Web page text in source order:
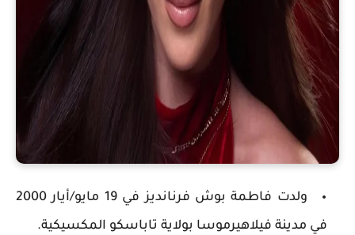
ولدت فاطمة بوش فرنانديز في 19 مايو/أيار 2000
في مدينة فيلاهيرموسا بولاية تاباسكو المكسيكية.